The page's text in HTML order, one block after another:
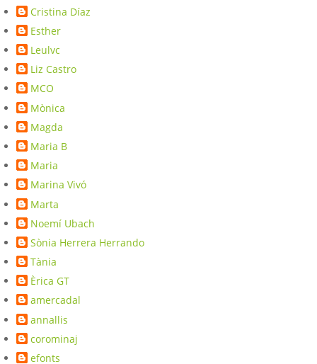
Cristina Díaz
Esther
Leulvc
Liz Castro
MCO
Mònica
Magda
Maria B
Maria
Marina Vivó
Marta
Noemí Ubach
Sònia Herrera Herrando
Tània
Èrica GT
amercadal
annallis
corominaj
efonts